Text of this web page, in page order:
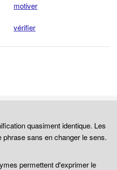
motiver
vérifier
quasiment identique. Les
sans en changer le sens.
permettent d'exprimer le